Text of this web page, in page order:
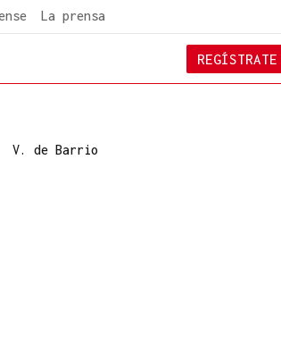
La prensa
REGÍSTRATE
V. de Barrio